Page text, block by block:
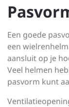
Een goede
een
aansluit op je
Veel helmen
pasvorm kunt